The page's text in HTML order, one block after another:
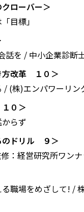
ローバー＞
目標」
会話を / 中小企業
方改革 １０＞
/ (株)エンパワーリ
０＞
らず
のドリル ９＞
修：経営研究所ワン
る職場をめざして! /